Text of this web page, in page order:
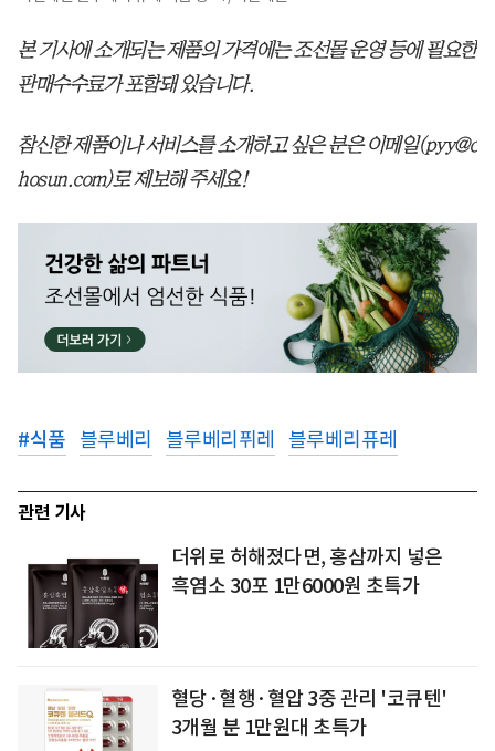
본 기사에 소개되는 제품의 가격에는 조선몰 운영 등에 필요한
판매수수료가 포함돼 있습니다.
참신한 제품이나 서비스를 소개하고 싶은 분은 이메일(pyy@c
hosun.com)로 제보해 주세요!
#식품 블루베리 블루베리퓌레 블루베리퓨레
관련 기사
더위로 허해졌다면, 홍삼까지 넣은
흑염소 30포 1만6000원 초특가
혈당·혈행·혈압 3중 관리 '코큐텐'
3개월 분 1만원대 초특가